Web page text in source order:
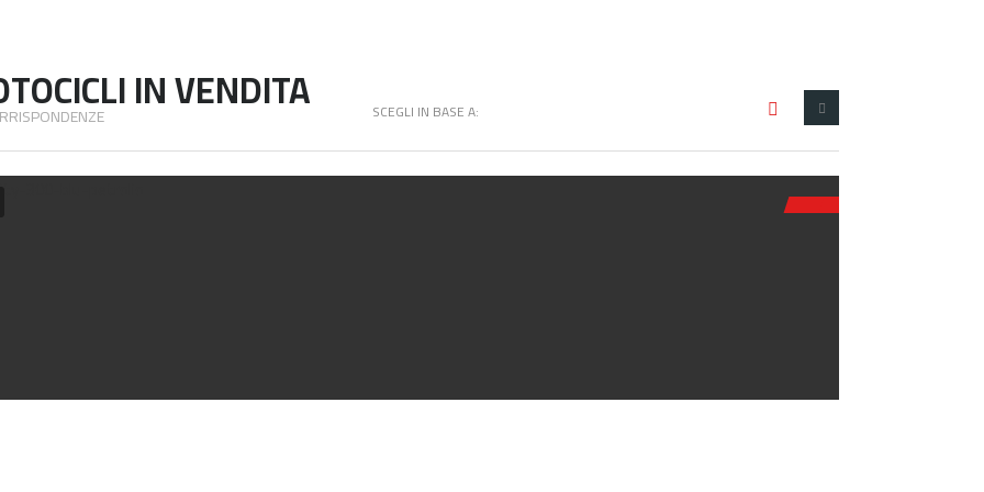
IN VENDITA SCEGLI IN BASE A: